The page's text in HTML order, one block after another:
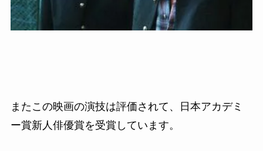
またこの映画の演技は評価されて、日本アカデミ
ー賞新人俳優賞を受賞しています。